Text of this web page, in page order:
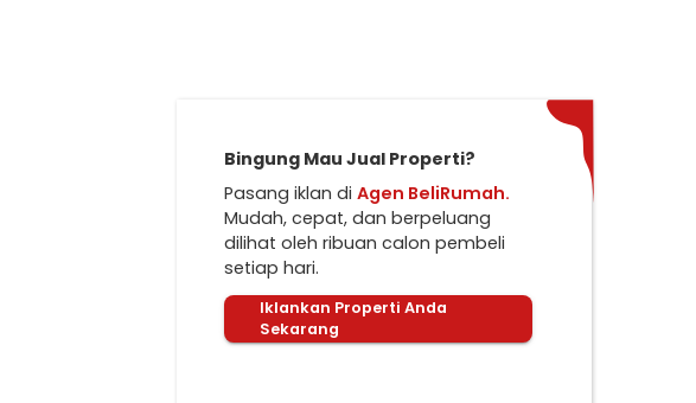
Bingung Mau Jual Properti?
Pasang iklan di Agen BeliRumah.
Mudah, cepat, dan berpeluang
dilihat oleh ribuan calon pembeli
setiap hari.
Iklankan Properti Anda
Sekarang